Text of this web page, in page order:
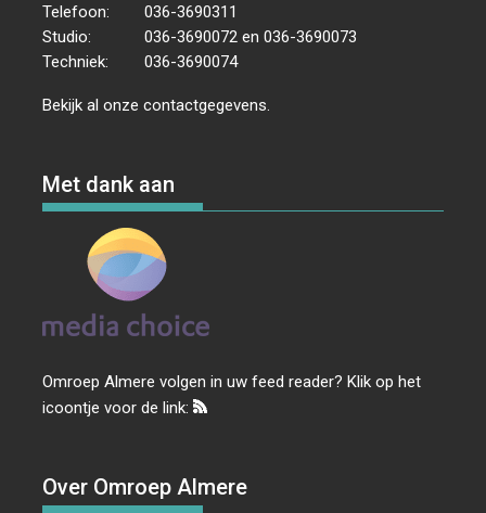
Telefoon:
036-3690311
Studio:
036-3690072 en 036-3690073
Techniek:
036-3690074
Bekijk al onzecontactgegevens
Met dank aan
Omroep Almere volgen in uw feed reader? Klik op het
icoontje voor de link:
Over Omroep Almere